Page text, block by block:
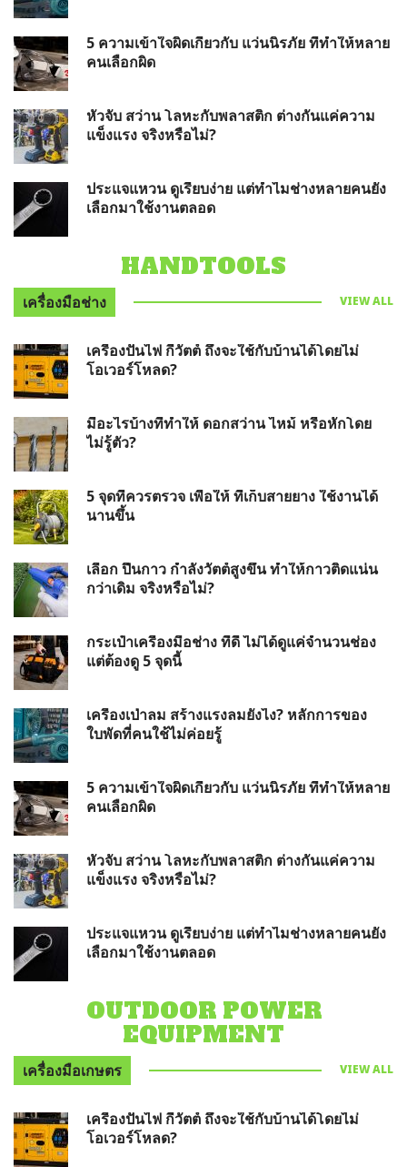
5 ความเข้าใจผิดเกี่ยวกับ แว่นนิรภัย ที่ทำให้หลาย
คนเลือกผิด
หัวจับ สว่าน โลหะกับพลาสติก ต่างกันแค่ความ
แข็งแรง จริงหรือไม่?
ประแจแหวน ดูเรียบง่าย แต่ทำไมช่างหลายคนยัง
เลือกมาใช้งานตลอด
HANDTOOLS
เครื่องมือช่าง VIEW ALL
เครื่องปั่นไฟ กี่วัตต์ ถึงจะใช้กับบ้านได้โดยไม่
โอเวอร์โหลด?
มีอะไรบ้างที่ทำให้ ดอกสว่าน ไหม้ หรือหักโดย
ไม่รู้ตัว?
5 จุดที่ควรตรวจ เพื่อให้ ที่เก็บสายยาง ใช้งานได้
นานขึ้น
เลือก ปืนกาว กำลังวัตต์สูงขึ้น ทำให้กาวติดแน่น
กว่าเดิม จริงหรือไม่?
กระเป๋าเครื่องมือช่าง ที่ดี ไม่ได้ดูแค่จำนวนช่อง
แต่ต้องดู 5 จุดนี้
เครื่องเป่าลม สร้างแรงลมยังไง? หลักการของ
ใบพัดที่คนใช้ไม่ค่อยรู้
5 ความเข้าใจผิดเกี่ยวกับ แว่นนิรภัย ที่ทำให้หลาย
คนเลือกผิด
หัวจับ สว่าน โลหะกับพลาสติก ต่างกันแค่ความ
แข็งแรง จริงหรือไม่?
ประแจแหวน ดูเรียบง่าย แต่ทำไมช่างหลายคนยัง
เลือกมาใช้งานตลอด
OUTDOOR POWER
EQUIPMENT
เครื่องมือเกษตร VIEW ALL
เครื่องปั่นไฟ กี่วัตต์ ถึงจะใช้กับบ้านได้โดยไม่
โอเวอร์โหลด?